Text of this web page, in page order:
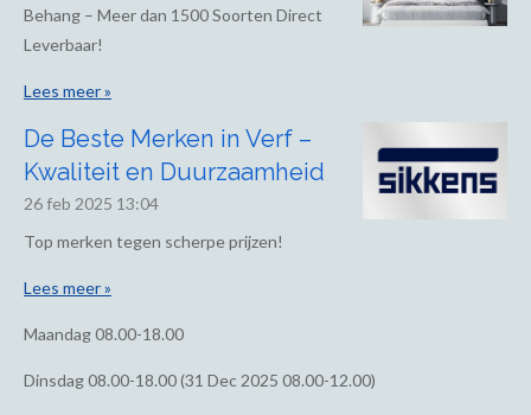
Behang – Meer dan 1500 Soorten Direct
Leverbaar!
Lees meer »
De Beste Merken in Verf –
Kwaliteit en Duurzaamheid
26 feb 2025 13:04
Top merken tegen scherpe prijzen!
Lees meer »
Maandag08.00-18.00
Dinsdag08.00-18.00 (31 Dec 2025 08.00-12.00)